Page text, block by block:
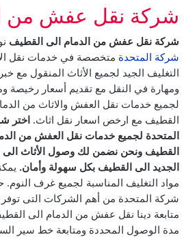
شركة نقل عفش من
شركة نقل عفش من الدمام الى القطيف
شركة المتحدة متخصصة في خدمات نقل
التغليف الجيد لجميع الأثاث المنقول مع
ومهارة في النقل مع تقديم أسعار رخيصة
لجميع خدمات نقل العفش والاثاث من
القطيف مع ارخص اسعار نقل اثاث. اختر
المتحدة لجميع خدمات نقل العفش من
القطيف ونحن نضمن لك وصول الأثاث الى
الجديد الى القطيف بكل سهولة وأمان.
مواد التغليف المناسبة لجميع غرف النوم.
شركة المتحدة من أهم الشركات التى
متابعة دينا نقل عفش من الدمام الى
مدة الوصول المحددة ومتابعة خط سير